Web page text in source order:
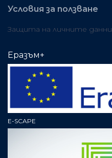
Условия за ползване
Защита на личните данни
Еразъм+
E-SCAPE